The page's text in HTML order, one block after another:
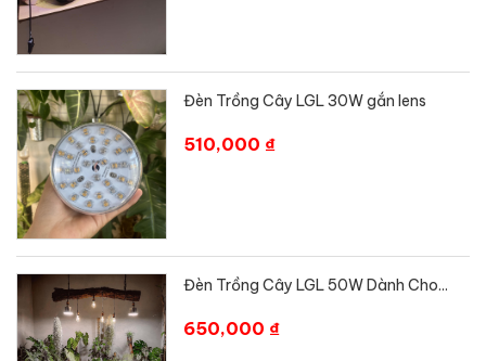
Đèn Trồng Cây LGL 30W gắn lens
510,000 ₫
Đèn Trồng Cây LGL 50W Dành Cho...
650,000 ₫